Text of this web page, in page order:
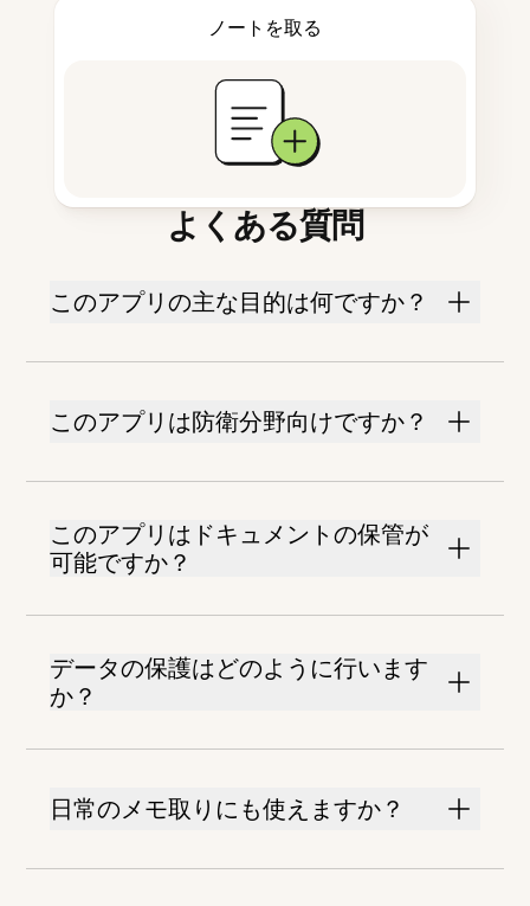
ノートを取る
よくある質問
このアプリの主な目的は何ですか？
このアプリは防衛分野向けですか？
このアプリはドキュメントの保管が
可能ですか？
データの保護はどのように行います
か？
日常のメモ取りにも使えますか？